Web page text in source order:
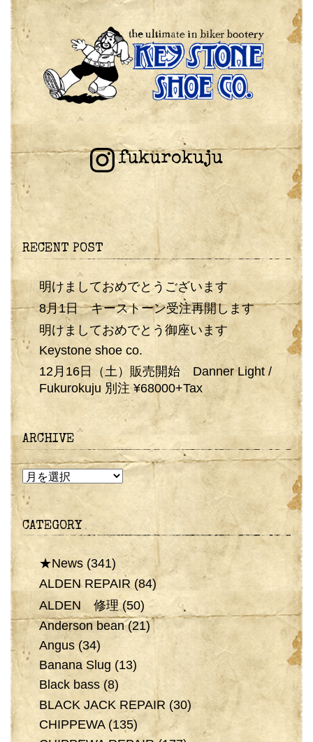
fukurokuju
RECENT POST
明けましておめでとうございます
8月1日 キーストーン受注再開します
明けましておめでとう御座います
Keystone shoe co.
12月16日（土）販売開始 Danner Light /
Fukurokuju 別注 ¥68000+Tax
ARCHIVE
ARCHIVE
CATEGORY
★News(341)
ALDEN REPAIR(84)
ALDEN 修理(50)
Anderson bean(21)
Angus(34)
Banana Slug (13)
Black bass(8)
BLACK JACK REPAIR (30)
CHIPPEWA(135)